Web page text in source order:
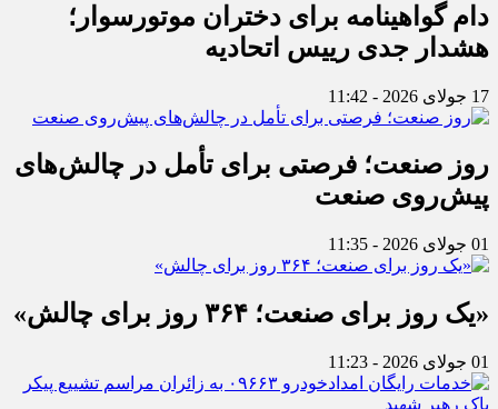
دام گواهینامه برای دختران موتورسوار؛
هشدار جدی رییس اتحادیه
17 جولای 2026 - 11:42
روز صنعت؛ فرصتی برای تأمل در چالش‌های
پیش‌روی صنعت
01 جولای 2026 - 11:35
«یک روز برای صنعت؛ ۳۶۴ روز برای چالش»
01 جولای 2026 - 11:23